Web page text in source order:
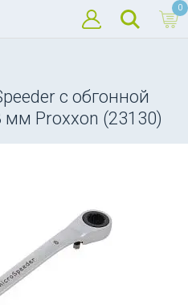
0
с обгонной
Proxxon (23130)